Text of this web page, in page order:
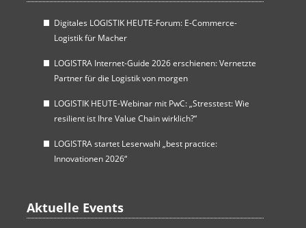
Digitales LOGISTIK HEUTE-Forum: E-Commerce-
Logistik für Macher
LOGISTRA Internet-Guide 2026 erschienen: Vernetzte
Partner für die Logistik von morgen
LOGISTIK HEUTE-Webinar mit PwC: „Stresstest: Wie
resilient ist Ihre Value Chain wirklich?“
LOGISTRA startet Leserwahl „best practice:
Innovationen 2026“
Aktuelle Events